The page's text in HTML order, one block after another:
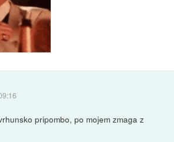
pripombo, po mojem zmaga z